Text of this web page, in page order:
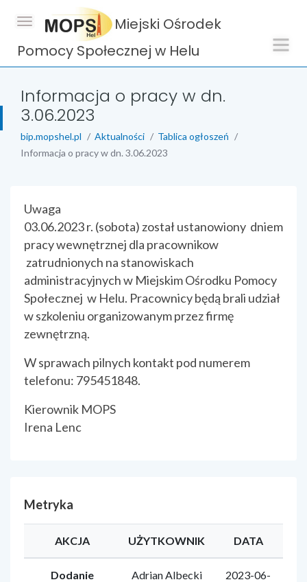
Miejski Ośrodek
Pomocy Społecznej w Helu
Informacja o pracy w dn.
3.06.2023
bip.mopshel.pl Aktualności
Tablica ogłoszeń
Informacja o pracy w dn. 3.06.2023
Uwaga
03.06.2023 r. (sobota) został ustanowiony dniem
pracy wewnętrznej dla pracownikow
zatrudnionych na stanowiskach
administracyjnych w Miejskim Ośrodku Pomocy
Społecznej w Helu. Pracownicy będą brali udział
w szkoleniu organizowanym przez firmę
zewnętrzną.
W sprawach pilnych kontakt pod numerem
telefonu: 795451848.
Kierownik MOPS
Irena Lenc
Metryka
AKCJA UŻYTKOWNIK DATA
Dodanie
Adrian Albecki
2023-06-